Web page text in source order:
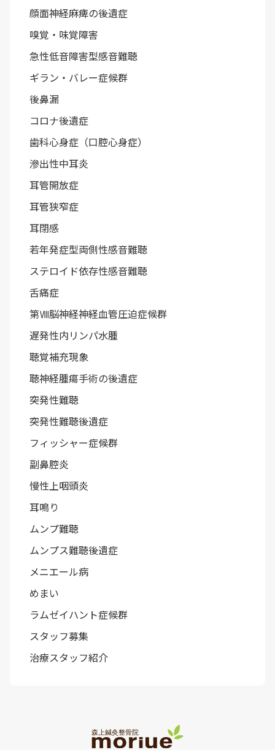
顔面神経麻痺の後遺症
嗅覚・味覚障害
急性低音障害型感音難聴
ギラン・バレー症候群
後鼻漏
コロナ後遺症
歯科心身症（口腔心身症）
滲出性中耳炎
耳管開放症
耳管狭窄症
耳閉感
若年発症型両側性感音難聴
ステロイド依存性感音難聴
舌痛症
第Ⅷ脳神経神経血管圧迫症候群
遅発性内リンパ水腫
聴覚補充現象
聴神経腫瘍手術の後遺症
突発性難聴
突発性難聴後遺症
フィッシャー症候群
副鼻腔炎
慢性上咽頭炎
耳鳴り
ムンプ難聴
ムンプス難聴後遺症
メニエール病
めまい
ラムゼイハント症候群
スタッフ募集
治療スタッフ紹介